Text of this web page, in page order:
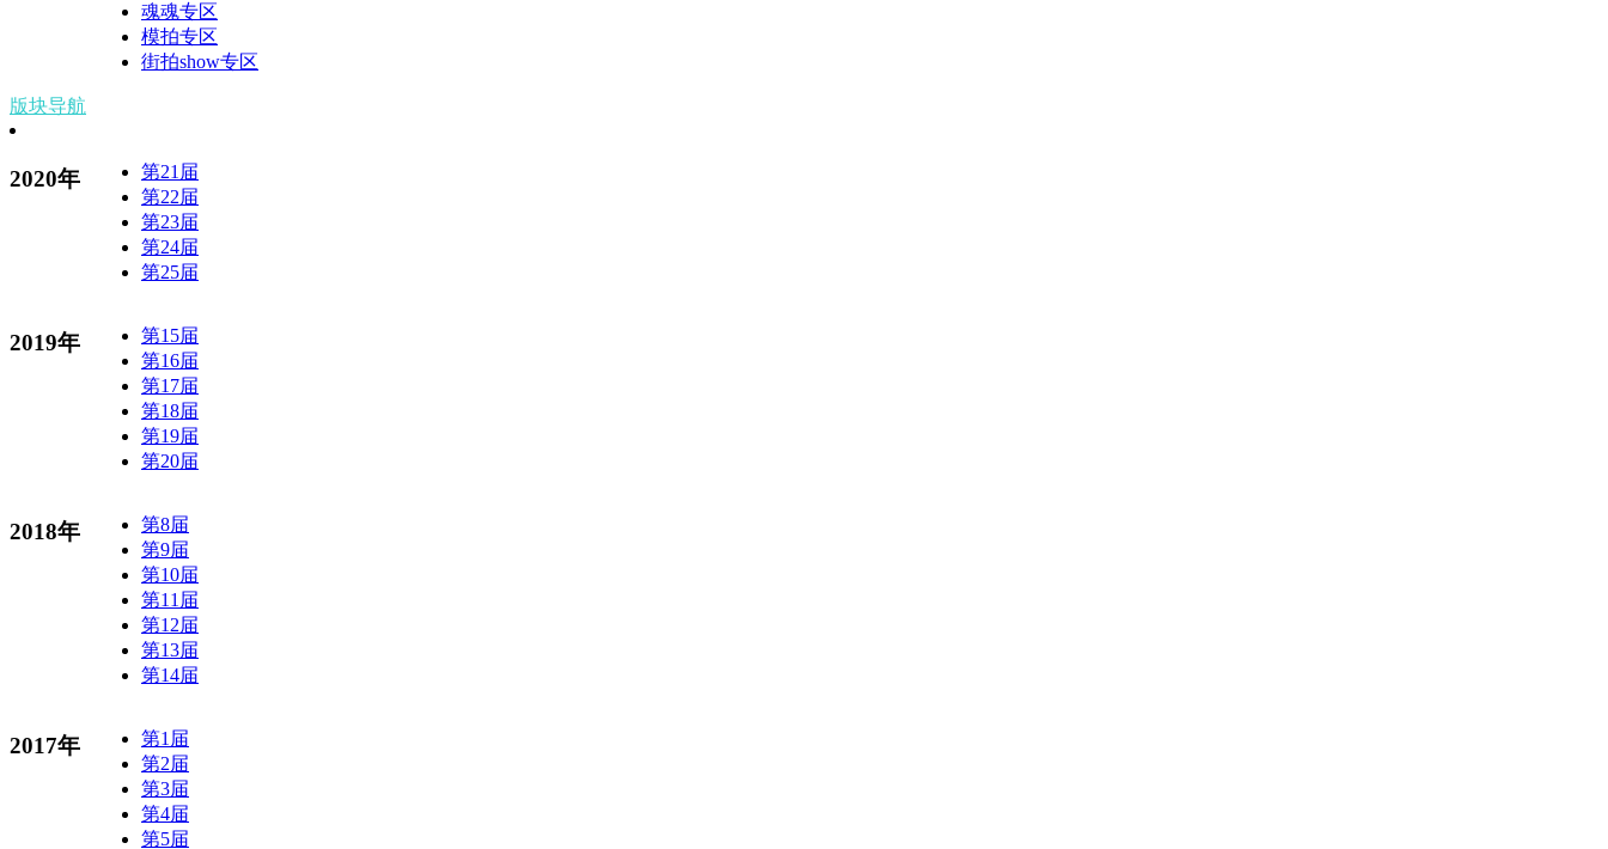
魂魂专区
模拍专区
街拍show专区
版块导航
2020年
第21届
第22届
第23届
第24届
第25届
2019年
第15届
第16届
第17届
第18届
第19届
第20届
2018年
第8届
第9届
第10届
第11届
第12届
第13届
第14届
2017年
第1届
第2届
第3届
第4届
第5届